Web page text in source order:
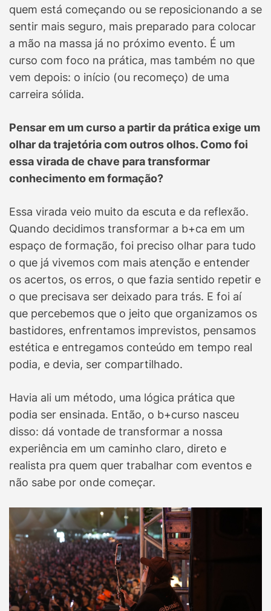
quem está começando ou se reposicionando a se
sentir mais seguro, mais preparado para colocar
a mão na massa já no próximo evento. É um
curso com foco na prática, mas também no que
vem depois: o início (ou recomeço) de uma
carreira sólida.
Pensar em um curso a partir da prática exige um
olhar da trajetória com outros olhos. Como foi
essa virada de chave para transformar
conhecimento em formação?
Essa virada veio muito da escuta e da reflexão.
Quando decidimos transformar a b+ca em um
espaço de formação, foi preciso olhar para tudo
o que já vivemos com mais atenção e entender
os acertos, os erros, o que fazia sentido repetir e
o que precisava ser deixado para trás. E foi aí
que percebemos que o jeito que organizamos os
bastidores, enfrentamos imprevistos, pensamos
estética e entregamos conteúdo em tempo real
podia, e devia, ser compartilhado.
Havia ali um método, uma lógica prática que
podia ser ensinada. Então, o b+curso nasceu
disso: dá vontade de transformar a nossa
experiência em um caminho claro, direto e
realista pra quem quer trabalhar com eventos e
não sabe por onde começar.